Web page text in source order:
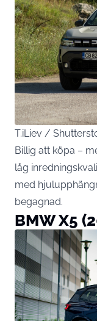
T.iLiev /
Billig att köpa –
låg
med
begagnad.
BMW X5